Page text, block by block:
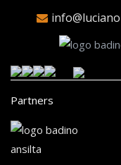
Partners